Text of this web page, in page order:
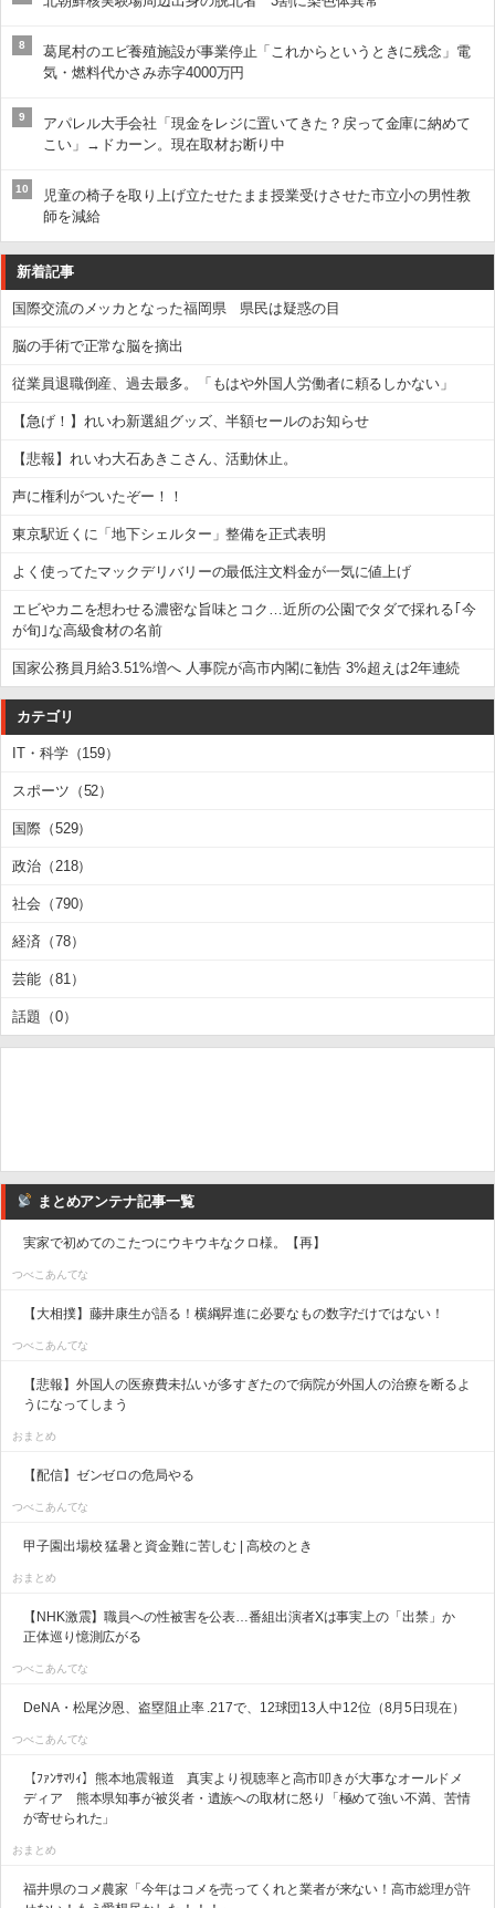
8
葛尾村のエビ養殖施設が事業停止「これからというときに残念」電
気・燃料代かさみ赤字4000万円
9
アパレル大手会社「現金をレジに置いてきた？戻って金庫に納めて
こい」→ドカーン。現在取材お断り中
10
児童の椅子を取り上げ立たせたまま授業受けさせた市立小の男性教
師を減給
新着記事
国際交流のメッカとなった福岡県 県民は疑惑の目
脳の手術で正常な脳を摘出
従業員退職倒産、過去最多。「もはや外国人労働者に頼るしかない」
【急げ！】れいわ新選組グッズ、半額セールのお知らせ
【悲報】れいわ大石あきこさん、活動休止。
声に権利がついたぞー！！
東京駅近くに「地下シェルター」整備を正式表明
よく使ってたマックデリバリーの最低注文料金が一気に値上げ
エビやカニを想わせる濃密な旨味とコク…近所の公園でタダで採れる｢今
が旬｣な高級食材の名前
国家公務員月給3.51%増へ 人事院が高市内閣に勧告 3%超えは2年連続
カテゴリ
IT・科学（159）
スポーツ（52）
国際（529）
政治（218）
社会（790）
経済（78）
芸能（81）
話題（0）
まとめアンテナ記事一覧
実家で初めてのこたつにウキウキなクロ様。【再】
つべこあんてな
【大相撲】藤井康生が語る！横綱昇進に必要なもの数字だけではない！
つべこあんてな
【悲報】外国人の医療費未払いが多すぎたので病院が外国人の治療を断るよ
うになってしまう
おまとめ
【配信】ゼンゼロの危局やる
つべこあんてな
甲子園出場校 猛暑と資金難に苦しむ | 高校のとき
おまとめ
【NHK激震】職員への性被害を公表…番組出演者Xは事実上の「出禁」か
正体巡り憶測広がる
つべこあんてな
DeNA・松尾汐恩、盗塁阻止率 .217で、12球団13人中12位（8月5日現在）
つべこあんてな
【ﾌｧﾝｻﾏﾘｨ】熊本地震報道 真実より視聴率と高市叩きが大事なオールドメ
ディア 熊本県知事が被災者・遺族への取材に怒り「極めて強い不満、苦情
が寄せられた」
おまとめ
福井県のコメ農家「今年はコメを売ってくれと業者が来ない！高市総理が許